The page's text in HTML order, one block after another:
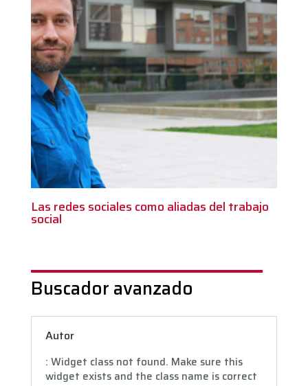
Las redes sociales como aliadas del trabajo
social
Buscador avanzado
Autor
: Widget class not found. Make sure this
widget exists and the class name is correct